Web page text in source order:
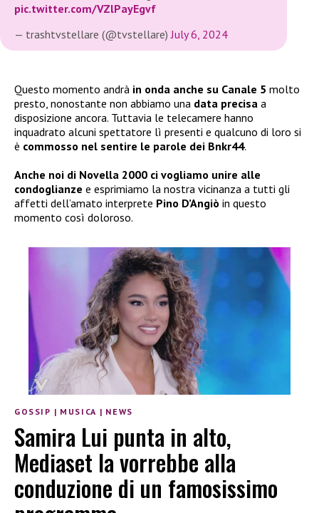
pic.twitter.com/VZlPayEgvf
— trashtvstellare (@tvstellare)July 6, 2024
Questo momento andrà in onda anche su Canale 5 molto
presto, nonostante non abbiamo una data precisa a
disposizione ancora. Tuttavia le telecamere hanno
inquadrato alcuni spettatore lì presenti e qualcuno di loro si
è commosso nel sentire le parole dei Bnkr44.
Anche noi di Novella 2000 ci vogliamo unire alle
condoglianze e esprimiamo la nostra vicinanza a tutti gli
affetti dell’amato interprete Pino D’Angiò in questo
momento così doloroso.
GOSSIP | MUSICA | NEWS
Samira Lui punta in alto,
Mediaset la vorrebbe alla
conduzione di un famosissimo